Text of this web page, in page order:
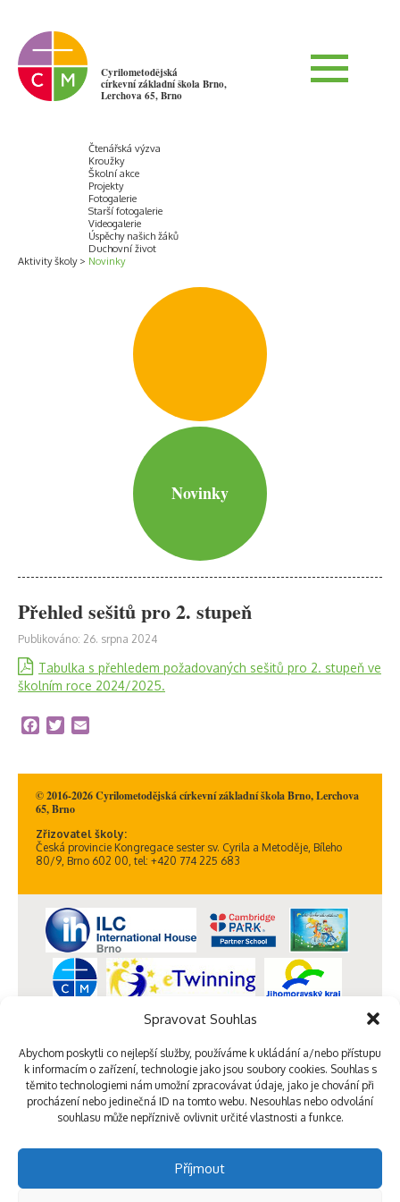
Spravovat Souhlas
Abychom poskytli co nejlepší služby, používáme k ukládání a/nebo přístupu
k informacím o zařízení, technologie jako jsou soubory cookies. Souhlas s
těmito technologiemi nám umožní zpracovávat údaje, jako je chování při
procházení nebo jedinečná ID na tomto webu. Nesouhlas nebo odvolání
souhlasu může nepříznivě ovlivnit určité vlastnosti a funkce.
Příjmout
Cyrilometodějská
církevní základní škola Brno,
Lerchova 65, Brno
Aktivity školy
Čtenářská výzva
Kroužky
Školní akce
Projekty
Fotogalerie
Starší fotogalerie
Videogalerie
Úspěchy našich žáků
Duchovní život
Novinky
Novinky
Přehled sešitů pro 2. stupeň
Publikováno: 26. srpna 2024
Tabulka s přehledem požadovaných sešitů pro 2. stupeň ve
školním roce 2024/2025.
Facebook
Twitter
© 2016-2026 Cyrilometodějská církevní základní škola Brno, Lerchova
65, Brno
Zřizovatel školy:
Česká provincie Kongregace sester sv. Cyrila a Metoděje, Bíleho
80/9, Brno 602 00, tel: +420 774 225 683